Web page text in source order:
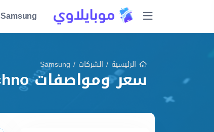
Samsung
الرئيسية / الشركات /
Samsung
سعر ومواصفات Samsung M2520 Beat Techno مميزات وعيوب وشرح شامل